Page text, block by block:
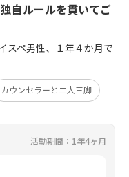
自ルールを貫いてご
スペ男性、１年４か月で
カウンセラーと二人三脚
活動期間：1年4ヶ月